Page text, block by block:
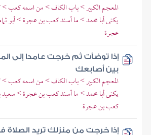
المعجم الكبير > باب الكاف > من اسمه كعب
يكنى أبا محمد > ما أسند كعب بن عجرة > أبو
عجرة
إذا توضأت ثم خرجت عامدا إلى
بين أصابعك
المعجم الكبير > باب الكاف > من اسمه كعب
يكنى أبا محمد > ما أسند كعب بن عجرة > سعيد
كعب بن عجرة
إذا خرجت من منزلك تريد الصلاة